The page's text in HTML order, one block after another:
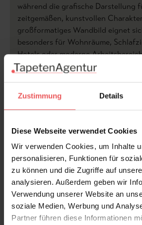
Zustimmung Details
Diese Webseite verwendet Cookies
Wir verwenden Cookies, um Inhalte
personalisieren, Funktionen für
zu können und die Zugriffe auf
analysieren. Außerdem geben wir
Verwendung unserer Website an
soziale Medien, Werbung und
Partner führen diese Informationen
während die grafische Darstellung
zeitgemäßen, kunstvollen
großformatiges Wandbild eignet
besonders für Wohnräume,
Hotels oder moderne
stilvollen Blickfang mit Urlaubsflair.
Bewertungen
FAQ